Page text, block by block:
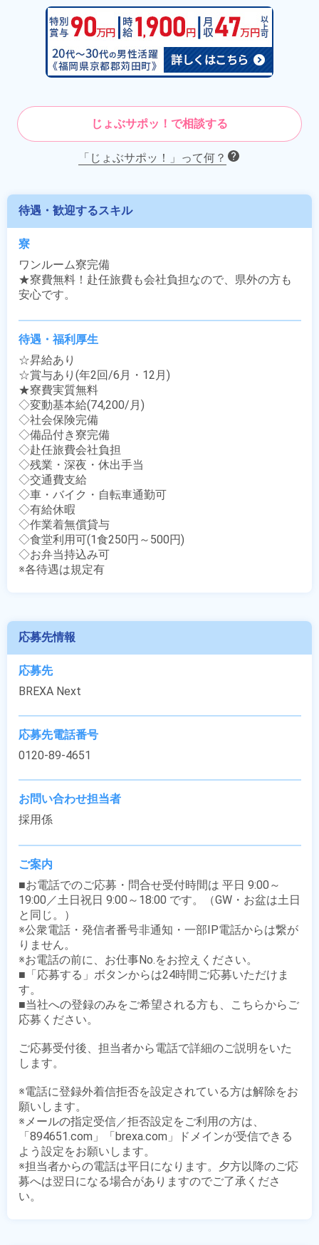
じょぶサポッ！で相談する
「じょぶサポッ！」って何？
待遇・歓迎するスキル
寮
ワンルーム寮完備
★寮費無料！赴任旅費も会社負担なので、県外の方も
安心です。
待遇・福利厚生
☆昇給あり
☆賞与あり(年2回/6月・12月)
★寮費実質無料
◇変動基本給(74,200/月)
◇社会保険完備
◇備品付き寮完備
◇赴任旅費会社負担
◇残業・深夜・休出手当
◇交通費支給
◇車・バイク・自転車通勤可
◇有給休暇
◇作業着無償貸与
◇食堂利用可(1食250円～500円)
◇お弁当持込み可
※各待遇は規定有
応募先情報
応募先
BREXA Next
応募先電話番号
0120-89-4651
お問い合わせ担当者
採用係
ご案内
■お電話でのご応募・問合せ受付時間は 平日 9:00～
19:00／土日祝日 9:00～18:00 です。（GW・お盆は土日
と同じ。）
※公衆電話・発信者番号非通知・一部IP電話からは繋が
りません。
※お電話の前に、お仕事No.をお控えください。
■「応募する」ボタンからは24時間ご応募いただけま
す。
■当社への登録のみをご希望される方も、こちらからご
応募ください。
ご応募受付後、担当者から電話で詳細のご説明をいた
します。
※電話に登録外着信拒否を設定されている方は解除をお
願いします。
※メールの指定受信／拒否設定をご利用の方は、
「894651.com」「brexa.com」ドメインが受信できる
よう設定をお願いします。
※担当者からの電話は平日になります。夕方以降のご応
募へは翌日になる場合がありますのでご了承くださ